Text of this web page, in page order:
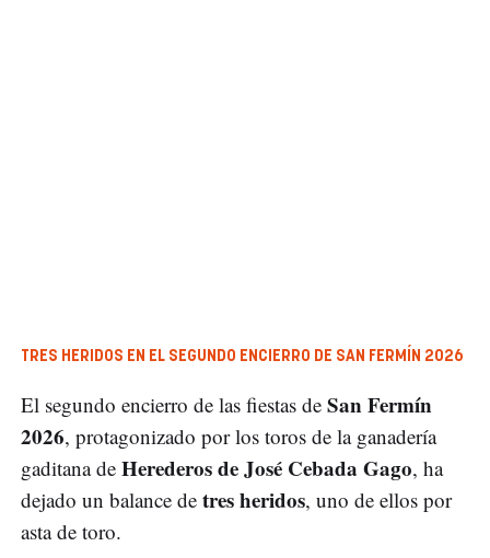
TRES HERIDOS EN EL SEGUNDO ENCIERRO DE SAN FERMÍN 2026
El segundo encierro de las fiestas de San Fermín
2026, protagonizado por los toros de la ganadería
gaditana de Herederos de José Cebada Gago, ha
dejado un balance de tres heridos, uno de ellos por
asta de toro.